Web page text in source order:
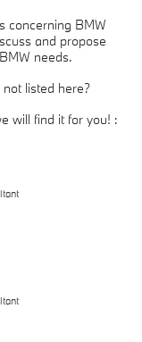
concerning BMW
and propose
needs.
listed here?
will find it for you! :